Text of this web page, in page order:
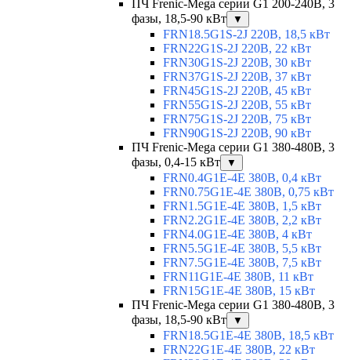
ПЧ Frenic-Mega серии G1 200-240В, 3
фазы, 18,5-90 кВт
▼
FRN18.5G1S-2J 220В, 18,5 кВт
FRN22G1S-2J 220В, 22 кВт
FRN30G1S-2J 220В, 30 кВт
FRN37G1S-2J 220В, 37 кВт
FRN45G1S-2J 220В, 45 кВт
FRN55G1S-2J 220В, 55 кВт
FRN75G1S-2J 220В, 75 кВт
FRN90G1S-2J 220В, 90 кВт
ПЧ Frenic-Mega серии G1 380-480В, 3
фазы, 0,4-15 кВт
▼
FRN0.4G1E-4E 380В, 0,4 кВт
FRN0.75G1E-4E 380В, 0,75 кВт
FRN1.5G1E-4E 380В, 1,5 кВт
FRN2.2G1E-4E 380В, 2,2 кВт
FRN4.0G1E-4E 380В, 4 кВт
FRN5.5G1E-4E 380В, 5,5 кВт
FRN7.5G1E-4E 380В, 7,5 кВт
FRN11G1E-4E 380В, 11 кВт
FRN15G1E-4E 380В, 15 кВт
ПЧ Frenic-Mega серии G1 380-480В, 3
фазы, 18,5-90 кВт
▼
FRN18.5G1E-4E 380В, 18,5 кВт
FRN22G1E-4E 380В, 22 кВт